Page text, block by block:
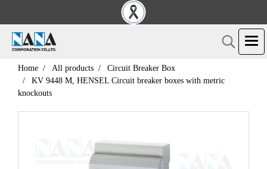
Home All products
Circuit Breaker Box
KV 9448 M, HENSEL Circuit breaker boxes with metric
knockouts